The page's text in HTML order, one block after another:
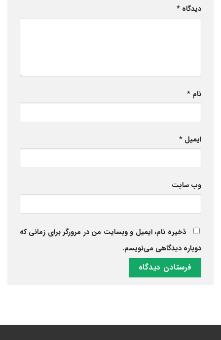
دیدگاه *
نام *
ایمیل *
وب‌ سایت
ذخیره نام، ایمیل و وبسایت من در مرورگر برای زمانی که
دوباره دیدگاهی می‌نویسم.